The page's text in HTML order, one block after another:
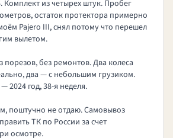
Комплект из четырех штук. Пробег
остаток протектора примерно
Pajero III, снял потому что перешел
вылетом.
без ремонтов. Два колеса
два — с небольшим грузиком.
2024 год, 38-я неделя.
поштучно не отдаю. Самовывоз
ТК по России за счет
осмотре.